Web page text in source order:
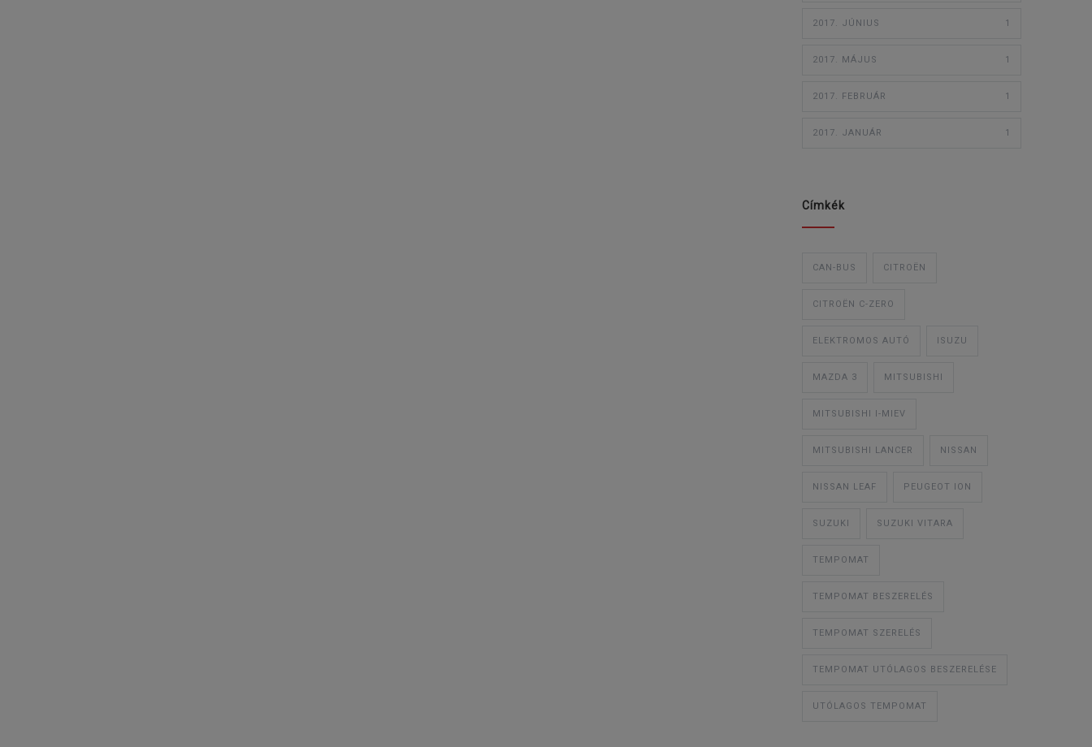
2017. JÚNIUS 1
2017. MÁJUS 1
2017. FEBRUÁR 1
2017. JANUÁR 1
Címkék
CAN-BUS CITROËN
CITROËN C-ZERO
ELEKTROMOS AUTÓ ISUZU
MAZDA 3 MITSUBISHI
MITSUBISHI I-MIEV
MITSUBISHI LANCER NISSAN
NISSAN LEAF PEUGEOT ION
SUZUKI SUZUKI VITARA
TEMPOMAT
TEMPOMAT BESZERELÉS
TEMPOMAT SZERELÉS
TEMPOMAT UTÓLAGOS BESZERELÉSE
UTÓLAGOS TEMPOMAT